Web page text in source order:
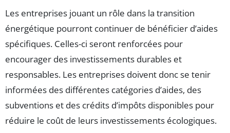
Les entreprises jouant un rôle dans la transition
énergétique pourront continuer de bénéficier d’aides
spécifiques. Celles-ci seront renforcées pour
encourager des investissements durables et
responsables. Les entreprises doivent donc se tenir
informées des différentes catégories d’aides, des
subventions et des crédits d’impôts disponibles pour
réduire le coût de leurs investissements écologiques.